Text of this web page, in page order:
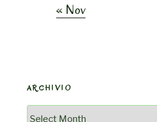
« Nov
ARCHIVIO
Archivio